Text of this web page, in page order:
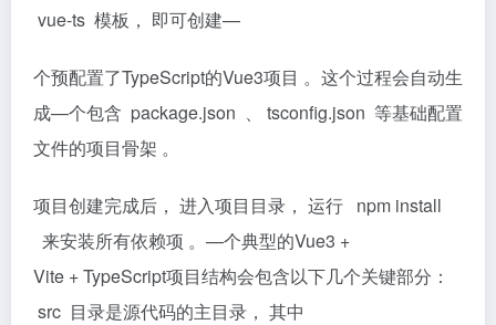
vue-ts 模板， 即可创建—
个预配置了TypeScript的Vue3项目 。这个过程会自动生
成—个包含 package.json 、 tsconﬁg.json 等基础配置
文件的项目骨架 。
项目创建完成后， 进入项目目录， 运行 npm install
来安装所有依赖项 。—个典型的Vue3 +
Vite + TypeScript项目结构会包含以下几个关键部分：
src 目录是源代码的主目录， 其中